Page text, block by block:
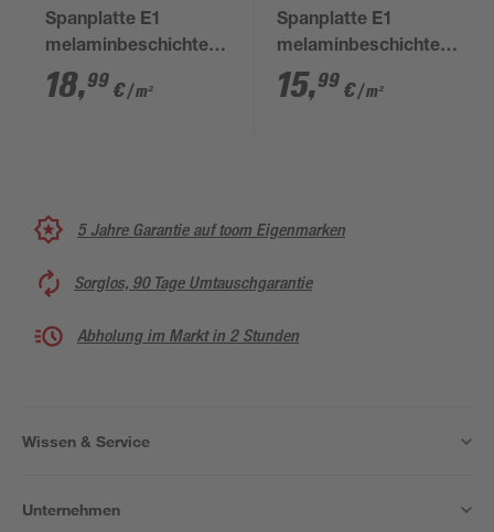
Spanplatte E1
melaminbeschichtet
2800 x 2070 x 19 mm
18,99 €/ m²
Spanplatte E1
melaminbeschichtet
2800 x 2070 x 8 mm
15,99 €/ m²
5 Jahre Garantie auf toom Eigenmarken
Sorglos, 90 Tage Umtauschgarantie
Abholung im Markt in 2 Stunden
Wissen & Service
Unternehmen